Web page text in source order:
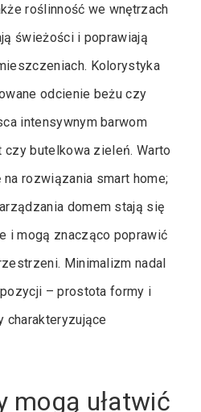
roślinność we wnętrzach
świeżości i poprawiają
Kolorystyka
odcienie beżu czy
intensywnym barwom
czy butelkowa zieleń. Warto
rozwiązania smart home;
domem stają się
i mogą znacząco poprawić
Minimalizm nadal
– prostota formy i
charakteryzujące
mogą ułatwić